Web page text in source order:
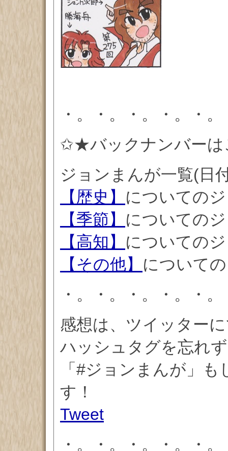
・。・。・。・。・
✩★バックナンバー
ジョンまんが一覧(日
【歴史】 についての
【季節】 についての
【高知】 についての
【その他】 について
・。・。・。・。・
感想は、ツイッター
ハッシュタグを忘れ
「#ジョンまんが」
す！
Tweet
・。・。・。・。・